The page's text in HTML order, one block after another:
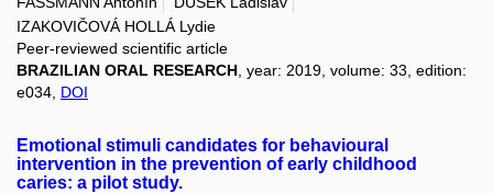
IZAKOVIČOVÁ HOLLÁ Lydie
Peer-reviewed scientific article
BRAZILIAN ORAL RESEARCH , year: 2019, volume: 33, edition:
e034, DOI
Emotional stimuli candidates for behavioural
intervention in the prevention of early childhood
caries: a pilot study.